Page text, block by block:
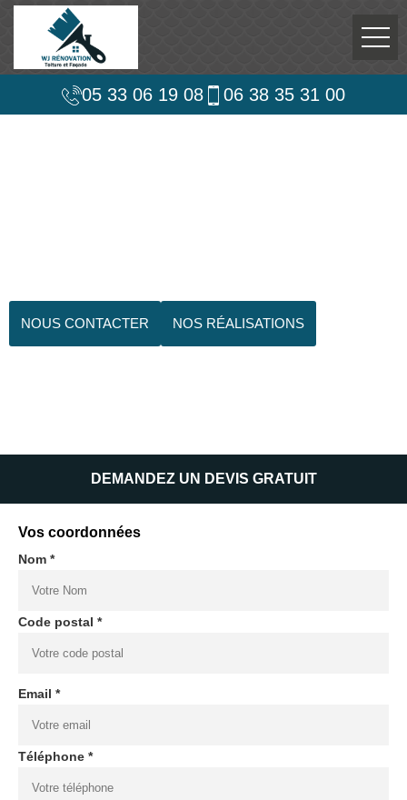
05 33 06 19 08 06 38 35 31 00
NOUS CONTACTER NOS RÉALISATIONS
DEMANDEZ UN DEVIS GRATUIT
Vos coordonnées
Nom *
Code postal *
Email *
Téléphone *